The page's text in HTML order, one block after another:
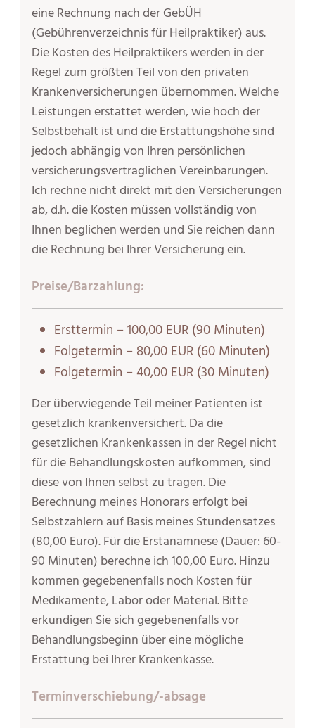
eine Rechnung nach der GebÜH
(Gebührenverzeichnis für Heilpraktiker) aus.
Die Kosten des Heilpraktikers werden in der
Regel zum größten Teil von den privaten
Krankenversicherungen übernommen. Welche
Leistungen erstattet werden, wie hoch der
Selbstbehalt ist und die Erstattungshöhe sind
jedoch abhängig von Ihren persönlichen
versicherungsvertraglichen Vereinbarungen.
Ich rechne nicht direkt mit den Versicherungen
ab, d.h. die Kosten müssen vollständig von
Ihnen beglichen werden und Sie reichen dann
die Rechnung bei Ihrer Versicherung ein.
Preise/Barzahlung:
Ersttermin – 100,00 EUR (90 Minuten)
Folgetermin – 80,00 EUR (60 Minuten)
Folgetermin – 40,00 EUR (30 Minuten)
Der überwiegende Teil meiner Patienten ist
gesetzlich krankenversichert. Da die
gesetzlichen Krankenkassen in der Regel nicht
für die Behandlungskosten aufkommen, sind
diese von Ihnen selbst zu tragen. Die
Berechnung meines Honorars erfolgt bei
Selbstzahlern auf Basis meines Stundensatzes
(80,00 Euro). Für die Erstanamnese (Dauer: 60-
90 Minuten) berechne ich 100,00 Euro. Hinzu
kommen gegebenenfalls noch Kosten für
Medikamente, Labor oder Material. Bitte
erkundigen Sie sich gegebenenfalls vor
Behandlungsbeginn über eine mögliche
Erstattung bei Ihrer Krankenkasse.
Terminverschiebung/-absage